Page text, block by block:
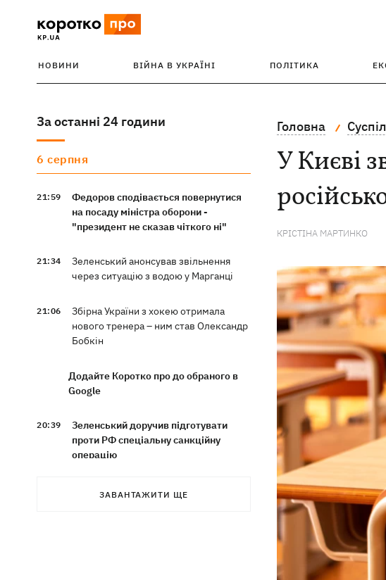
НОВИНИ ВІЙНА В УКРАЇНІ ПОЛІТИКА
За останні 24 години
6 серпня
21:59
Федоров сподівається повернутися
на посаду міністра оборони -
"президент не сказав чіткого ні"
21:34
Зеленський анонсував звільнення
через ситуацію з водою у Марганці
21:06
Збірна України з хокею отримала
нового тренера – ним став Олександр
Бобкін
Додайте Коротко про до обраного в
Google
20:39
Зеленський доручив підготувати
проти РФ спеціальну санкційну
операцію
Дрони СБУ вразили два кораблі ФСБ
ЗАВАНТАЖИТИ ЩЕ
Головна
У Києві
КРІСТІНА МАРТИНКО